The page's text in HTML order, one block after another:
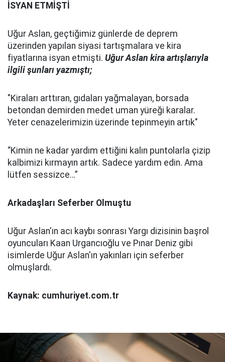
İSYAN ETMİŞTİ
Uğur Aslan, geçtiğimiz günlerde de deprem
üzerinden yapılan siyasi tartışmalara ve kira
fiyatlarına isyan etmişti. Uğur Aslan kira artışlarıyla
ilgili şunları yazmıştı;
"Kiraları arttıran, gıdaları yağmalayan, borsada
betondan demirden medet uman yüreği karalar.
Yeter cenazelerimizin üzerinde tepinmeyin artık"
“Kimin ne kadar yardım ettiğini kalın puntolarla çizip
kalbimizi kırmayın artık. Sadece yardım edin. Ama
lütfen sessizce…”
Arkadaşları Seferber Olmuştu
Uğur Aslan'ın acı kaybı sonrası Yargı dizisinin başrol
oyuncuları Kaan Urgancıoğlu ve Pınar Deniz gibi
isimlerde Uğur Aslan'ın yakınları için seferber
olmuşlardı.
Kaynak: cumhuriyet.com.tr